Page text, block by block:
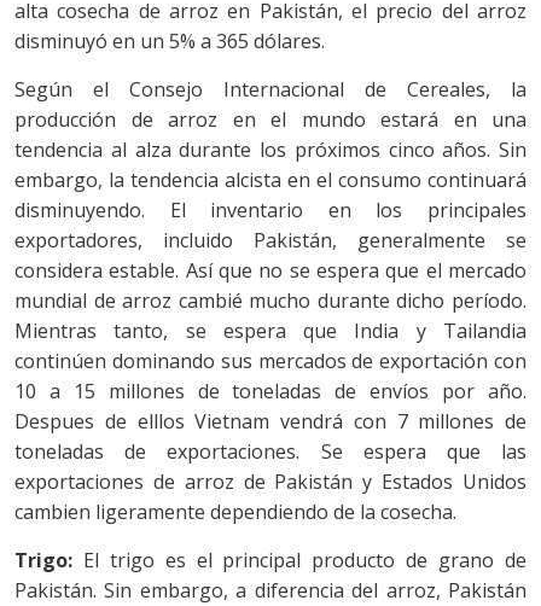
alta cosecha de arroz en Pakistán, el precio del arroz
disminuyó en un 5% a 365 dólares.
Según el Consejo Internacional de Cereales, la
producción de arroz en el mundo estará en una
tendencia al alza durante los próximos cinco años. Sin
embargo, la tendencia alcista en el consumo continuará
disminuyendo. El inventario en los principales
exportadores, incluido Pakistán, generalmente se
considera estable. Así que no se espera que el mercado
mundial de arroz cambié mucho durante dicho período.
Mientras tanto, se espera que India y Tailandia
continúen dominando sus mercados de exportación con
10 a 15 millones de toneladas de envíos por año.
Despues de elllos Vietnam vendrá con 7 millones de
toneladas de exportaciones. Se espera que las
exportaciones de arroz de Pakistán y Estados Unidos
cambien ligeramente dependiendo de la cosecha.
Trigo: El trigo es el principal producto de grano de
Pakistán. Sin embargo, a diferencia del arroz, Pakistán